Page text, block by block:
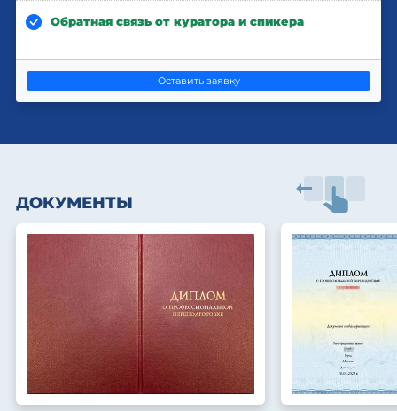
Обратная связь от куратора и спикера
Оставить заявку
ДОКУМЕНТЫ